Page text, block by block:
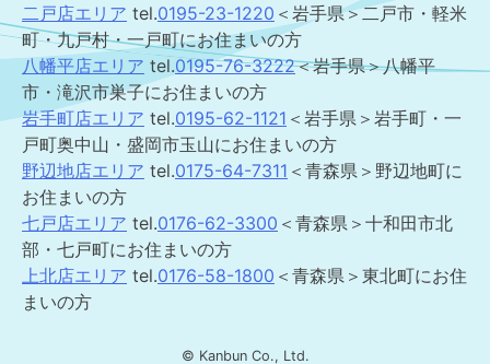
二戸店エリア tel.0195-23-1220 ＜岩手県＞二戸市・軽米
町・九戸村・一戸町にお住まいの方
八幡平店エリア tel.0195-76-3222＜岩手県＞八幡平
市・滝沢市巣子にお住まいの方
岩手町店エリア tel.0195-62-1121 ＜岩手県＞岩手町・一
戸町奥中山・盛岡市玉山にお住まいの方
野辺地店エリア tel.0175-64-7311 ＜青森県＞野辺地町に
お住まいの方
七戸店エリア tel.0176-62-3300 ＜青森県＞十和田市北
部・七戸町にお住まいの方
上北店エリア tel.0176-58-1800 ＜青森県＞東北町にお住
まいの方
© Kanbun Co., Ltd.